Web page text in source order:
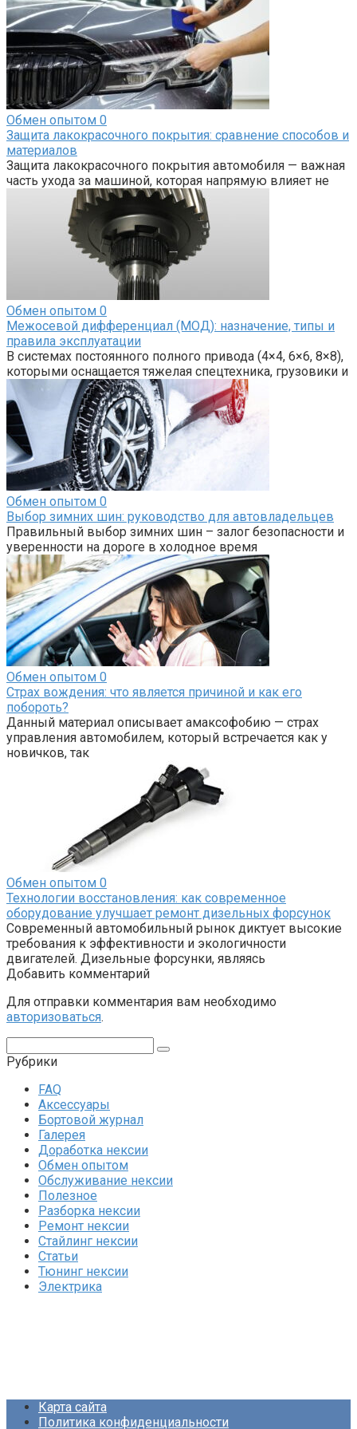
Обмен опытом 0
Защита лакокрасочного покрытия: сравнение способов и
материалов
Защита лакокрасочного покрытия автомобиля — важная
часть ухода за машиной, которая напрямую влияет не
Обмен опытом 0
Межосевой дифференциал (МОД): назначение, типы и
правила эксплуатации
В системах постоянного полного привода (4×4, 6×6, 8×8),
которыми оснащается тяжелая спецтехника, грузовики и
Обмен опытом 0
Выбор зимних шин: руководство для автовладельцев
Правильный выбор зимних шин – залог безопасности и
уверенности на дороге в холодное время
Обмен опытом 0
Страх вождения: что является причиной и как его
побороть?
Данный материал описывает амаксофобию — страх
управления автомобилем, который встречается как у
новичков, так
Обмен опытом 0
Технологии восстановления: как современное
оборудование улучшает ремонт дизельных форсунок
Современный автомобильный рынок диктует высокие
требования к эффективности и экологичности
двигателей. Дизельные форсунки, являясь
Добавить комментарий
Для отправки комментария вам необходимо
авторизоваться.
Рубрики
FAQ
Аксессуары
Бортовой журнал
Галерея
Доработка нексии
Обмен опытом
Обслуживание нексии
Полезное
Разборка нексии
Ремонт нексии
Стайлинг нексии
Статьи
Тюнинг нексии
Электрика
Карта сайта
Политика конфиденциальности